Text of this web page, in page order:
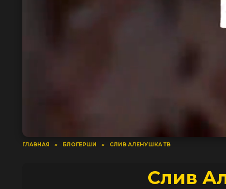
ГЛАВНАЯ » БЛОГЕРШИ » СЛИВ АЛЕНУШКА ТВ
Слив